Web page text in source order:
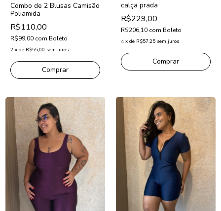
Combo de 2 Blusas Camisão
Poliamida
R$110,00
R$99,00 com Boleto
2 x de R$55,00 sem juros
Comprar
calça prada
R$229,00
R$206,10 com Boleto
4 x de R$57,25 sem juros
Comprar